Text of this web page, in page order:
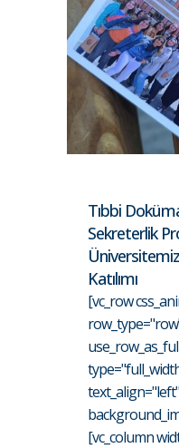
Tıbbi
Sekreterlik
Katılımı
[vc_row
text_align="left"
[vc_column